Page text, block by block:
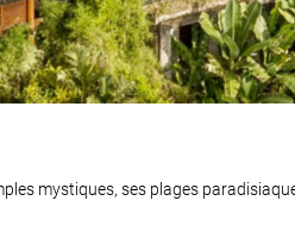
mystiques, ses plages